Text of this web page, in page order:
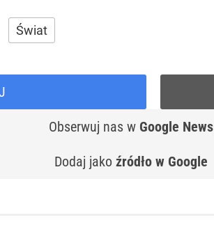
Świat
Obserwuj nas w Google News
Dodaj jako źródło w Google